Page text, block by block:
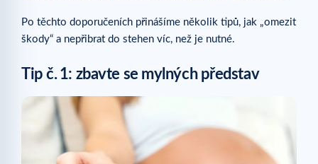
Po těchto doporučeních přinášíme několik tipů, jak „omezit
škody“ a nepřibrat do stehen víc, než je nutné.
Tip č. 1: zbavte se mylných představ